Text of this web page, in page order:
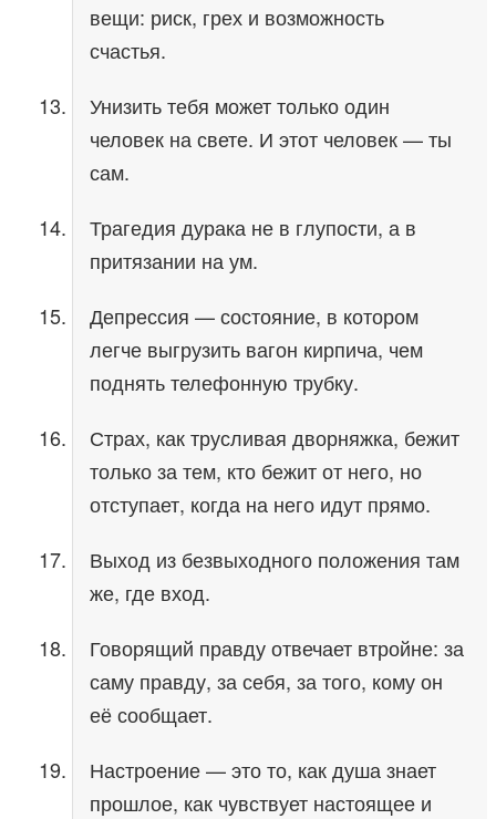
вещи: риск, грех и возможность
счастья.
Унизить тебя может только один
человек на свете. И этот человек — ты
сам.
Трагедия дурака не в глупости, а в
притязании на ум.
Депрессия — состояние, в котором
легче выгрузить вагон кирпича, чем
поднять телефонную трубку.
Страх, как трусливая дворняжка, бежит
только за тем, кто бежит от него, но
отступает, когда на него идут прямо.
Выход из безвыходного положения там
же, где вход.
Говорящий правду отвечает втройне: за
саму правду, за себя, за того, кому он
её сообщает.
Настроение — это то, как душа знает
прошлое, как чувствует настоящее и